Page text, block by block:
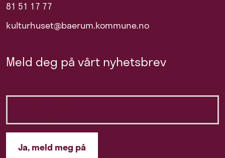
81 51 17 77
kulturhuset@baerum.kommune.no
Meld deg på vårt nyhetsbrev